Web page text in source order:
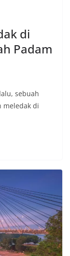
di
Padam
sebuah
meledak di